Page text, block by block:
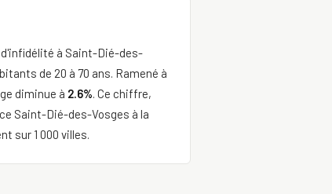
à Saint-Dié-des-
de 20 à 70 ans. Ramené à
diminue à 2.6%. Ce chiffre,
Saint-Dié-des-Vosges à la
sur 1 000 villes.